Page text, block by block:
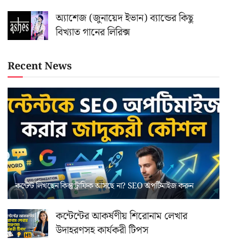
অ্যাশেজ (জুনায়েদ ইভান) ব্যান্ডের কিছু
বিখ্যাত গানের লিরিক্স
Recent News
কন্টেন্ট লিখছেন কিন্তু ট্রাফিক আসছে না? ‍SEO অপটিমাইজ করুন
কন্টেন্টের আকর্ষণীয় শিরোনাম লেখার
উদাহরণসহ কার্যকরী টিপস